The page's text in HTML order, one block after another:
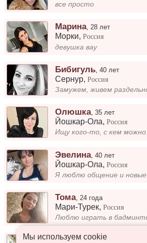
все просто
Марина,28 лет
Морки,Россия
девушка вау
Бибигуль ,40 лет
Сернур,Россия
Замужем, живем
Олюшка,35 лет
Йошкар-Ола,Россия
Эвелина,40 лет
Йошкар-Ола,Россия
Тома, 24 года
Мари-Турек,Россия
Nastya ,41 год
Мы используем сookie